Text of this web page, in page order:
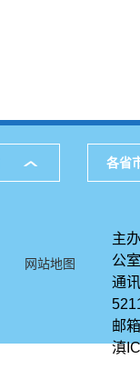
各省
网站地图
主
公室
通
邮
滇